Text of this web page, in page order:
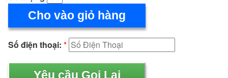
Cho vào giỏ hàng
Số điện thoại: *